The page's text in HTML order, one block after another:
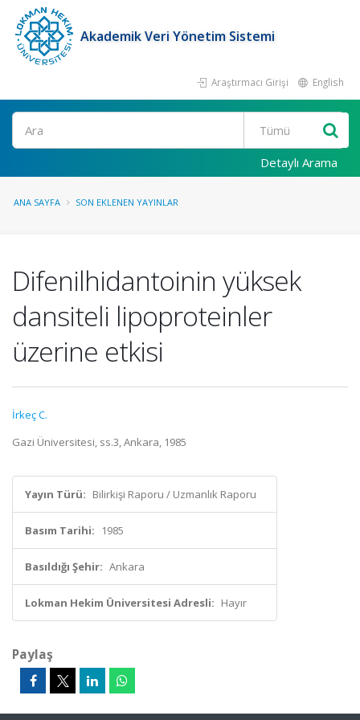
Akademik Veri Yönetim Sistemi
Araştırmacı Girişi English
Ara
Detaylı Arama
ANA SAYFA SON EKLENEN YAYINLAR
Difenilhidantoinin yüksek
dansiteli lipoproteinler
üzerine etkisi
İrkeç C.
Gazi Üniversitesi, ss.3, Ankara, 1985
Yayın Türü: Bilirkişi Raporu / Uzmanlık Raporu
Basım Tarihi: 1985
Basıldığı Şehir: Ankara
Lokman Hekim Üniversitesi Adresli: Hayır
Paylaş